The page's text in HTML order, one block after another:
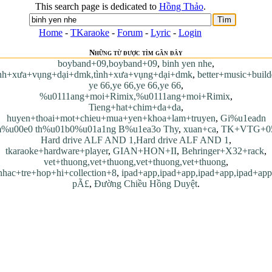
This search page is dedicated to Hồng Thảo.
Home - TKaraoke - Forum - Lyric - Login
Những từ được tìm gần đây
boyband+09,boyband+09, binh yen nhe,
,
ye 66,ye 66,ye 66,ye 66,
%u0111ang+moi+Rimix,%u0111ang+moi+Rimix,
Tieng+hat+chim+da+da,
huyen+thoai+mot+chieu+mua+yen+khoa+lam+truyen, Gi%u1eadn
th%u01b0%u01a1ng B%u1ea3o Thy, xuan+ca,
Hard drive ALF AND 1,Hard drive ALF AND 1 ,
tkaraoke+hardware+player, GIAN+HON+II, Behringer+X32+rack,
vet+thuong,vet+thuong,vet+thuong,vet+thuong,
, ipad+app,ipad+app,ipad+app,ipad+app
pÃ£, Đường Chiều Hồng Duyệt.